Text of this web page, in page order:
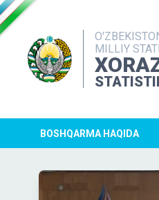
MILLIY
BOSHQARMA HAQIDA